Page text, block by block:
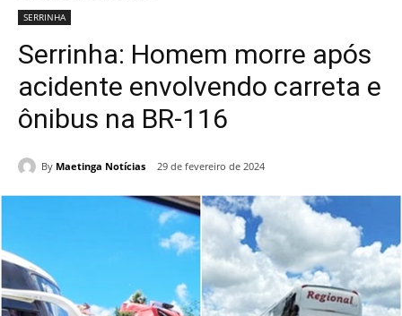
SERRINHA
Serrinha: Homem morre após
acidente envolvendo carreta e
ônibus na BR-116
By Maetinga Notícias 29 de fevereiro de 2024